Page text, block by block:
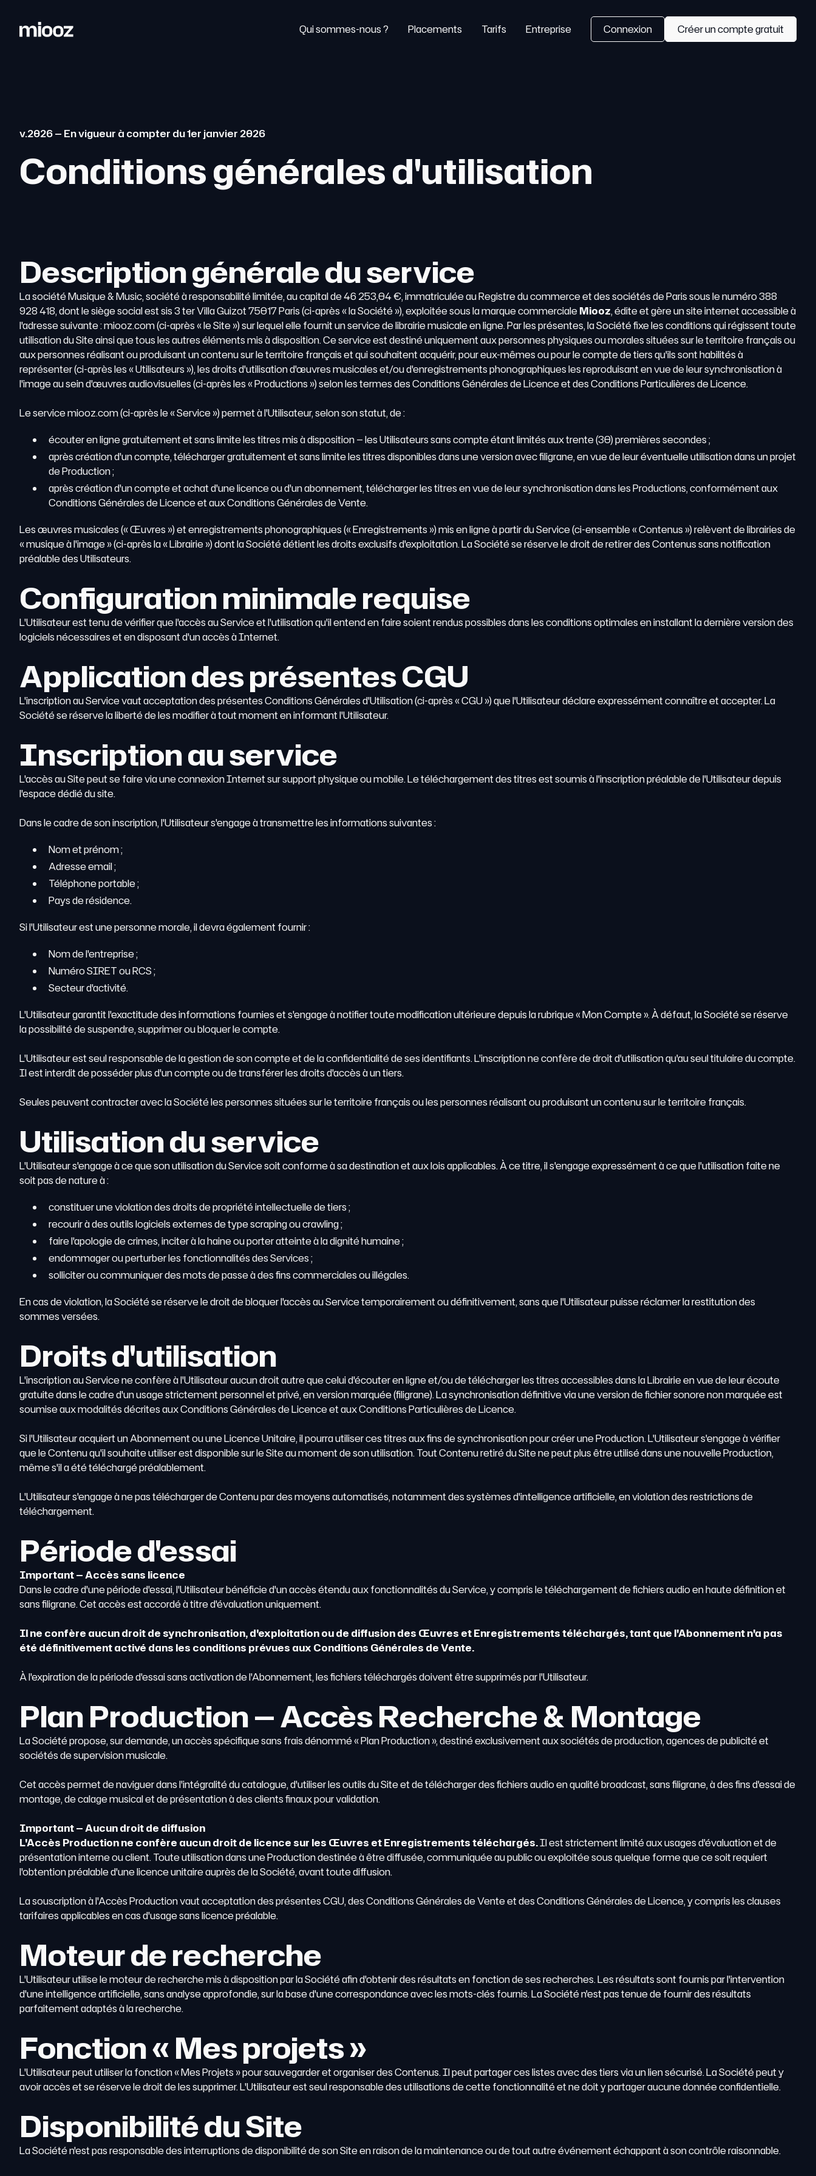
Qui sommes-nous ? Placements Tarifs Entreprise Connexion Créer un compte gratuit
v.2026 — En vigueur à compter du 1er janvier 2026
Conditions générales d'utilisation
Description générale du service
La société Musique & Music, société à responsabilité limitée, au capital de 46 253,04 €, immatriculée au Registre du commerce et des sociétés de Paris sous le numéro 388
928 418, dont le siège social est sis 3 ter Villa Guizot 75017 Paris (ci-après « la Société »), exploitée sous la marque commercialeMiooz, édite et gère un site internet accessible à
l'adresse suivante : miooz.com (ci-après « le Site ») sur lequel elle fournit un service de librairie musicale en ligne. Par les présentes, la Société fixe les conditions qui régissent toute
utilisation du Site ainsi que tous les autres éléments mis à disposition. Ce service est destiné uniquement aux personnes physiques ou morales situées sur le territoire français ou
aux personnes réalisant ou produisant un contenu sur le territoire français et qui souhaitent acquérir, pour eux-mêmes ou pour le compte de tiers qu'ils sont habilités à
représenter (ci-après les « Utilisateurs »), les droits d'utilisation d'œuvres musicales et/ou d'enregistrements phonographiques les reproduisant en vue de leur synchronisation à
l'image au sein d'œuvres audiovisuelles (ci-après les « Productions ») selon les termes des Conditions Générales de Licence et des Conditions Particulières de Licence.
Le service miooz.com (ci-après le « Service ») permet à l'Utilisateur, selon son statut, de :
écouter en ligne gratuitement et sans limite les titres mis à disposition — les Utilisateurs sans compte étant limités aux trente (30) premières secondes ;
après création d'un compte, télécharger gratuitement et sans limite les titres disponibles dans une version avec filigrane, en vue de leur éventuelle utilisation dans un projet
de Production ;
après création d'un compte et achat d'une licence ou d'un abonnement, télécharger les titres en vue de leur synchronisation dans les Productions, conformément aux
Conditions Générales de Licence et aux Conditions Générales de Vente.
Les œuvres musicales (« Œuvres ») et enregistrements phonographiques (« Enregistrements ») mis en ligne à partir du Service (ci-ensemble « Contenus ») relèvent de librairies de
« musique à l'image » (ci-après la « Librairie ») dont la Société détient les droits exclusifs d'exploitation. La Société se réserve le droit de retirer des Contenus sans notification
préalable des Utilisateurs.
Configuration minimale requise
L'Utilisateur est tenu de vérifier que l'accès au Service et l'utilisation qu'il entend en faire soient rendus possibles dans les conditions optimales en installant la dernière version des
logiciels nécessaires et en disposant d'un accès à Internet.
Application des présentes CGU
L'inscription au Service vaut acceptation des présentes Conditions Générales d'Utilisation (ci-après « CGU ») que l'Utilisateur déclare expressément connaître et accepter. La
Société se réserve la liberté de les modifier à tout moment en informant l'Utilisateur.
Inscription au service
L'accès au Site peut se faire via une connexion Internet sur support physique ou mobile. Le téléchargement des titres est soumis à l'inscription préalable de l'Utilisateur depuis
l'espace dédié du site.
Dans le cadre de son inscription, l'Utilisateur s'engage à transmettre les informations suivantes :
Nom et prénom ;
Adresse email ;
Téléphone portable ;
Pays de résidence.
Si l'Utilisateur est une personne morale, il devra également fournir :
Nom de l'entreprise ;
Numéro SIRET ou RCS ;
Secteur d'activité.
L'Utilisateur garantit l'exactitude des informations fournies et s'engage à notifier toute modification ultérieure depuis la rubrique « Mon Compte ». À défaut, la Société se réserve
la possibilité de suspendre, supprimer ou bloquer le compte.
L'Utilisateur est seul responsable de la gestion de son compte et de la confidentialité de ses identifiants. L'inscription ne confère de droit d'utilisation qu'au seul titulaire du compte.
Il est interdit de posséder plus d'un compte ou de transférer les droits d'accès à un tiers.
Seules peuvent contracter avec la Société les personnes situées sur le territoire français ou les personnes réalisant ou produisant un contenu sur le territoire français.
Utilisation du service
L'Utilisateur s'engage à ce que son utilisation du Service soit conforme à sa destination et aux lois applicables. À ce titre, il s'engage expressément à ce que l'utilisation faite ne
soit pas de nature à :
constituer une violation des droits de propriété intellectuelle de tiers ;
recourir à des outils logiciels externes de type scraping ou crawling ;
faire l'apologie de crimes, inciter à la haine ou porter atteinte à la dignité humaine ;
endommager ou perturber les fonctionnalités des Services ;
solliciter ou communiquer des mots de passe à des fins commerciales ou illégales.
En cas de violation, la Société se réserve le droit de bloquer l'accès au Service temporairement ou définitivement, sans que l'Utilisateur puisse réclamer la restitution des
sommes versées.
Droits d'utilisation
L'inscription au Service ne confère à l'Utilisateur aucun droit autre que celui d'écouter en ligne et/ou de télécharger les titres accessibles dans la Librairie en vue de leur écoute
gratuite dans le cadre d'un usage strictement personnel et privé, en version marquée (filigrane). La synchronisation définitive via une version de fichier sonore non marquée est
soumise aux modalités décrites aux Conditions Générales de Licence et aux Conditions Particulières de Licence.
Si l'Utilisateur acquiert un Abonnement ou une Licence Unitaire, il pourra utiliser ces titres aux fins de synchronisation pour créer une Production. L'Utilisateur s'engage à vérifier
que le Contenu qu'il souhaite utiliser est disponible sur le Site au moment de son utilisation. Tout Contenu retiré du Site ne peut plus être utilisé dans une nouvelle Production,
même s'il a été téléchargé préalablement.
L'Utilisateur s'engage à ne pas télécharger de Contenu par des moyens automatisés, notamment des systèmes d'intelligence artificielle, en violation des restrictions de
téléchargement.
Période d'essai
Important — Accès sans licence
Dans le cadre d'une période d'essai, l'Utilisateur bénéficie d'un accès étendu aux fonctionnalités du Service, y compris le téléchargement de fichiers audio en haute définition et
sans filigrane. Cet accès est accordé à titre d'évaluation uniquement.
Il ne confère aucun droit de synchronisation, d'exploitation ou de diffusion des Œuvres et Enregistrements téléchargés, tant que l'Abonnement n'a pas
été définitivement activé dans les conditions prévues aux Conditions Générales de Vente.
À l'expiration de la période d'essai sans activation de l'Abonnement, les fichiers téléchargés doivent être supprimés par l'Utilisateur.
Plan Production — Accès Recherche & Montage
La Société propose, sur demande, un accès spécifique sans frais dénommé « Plan Production », destiné exclusivement aux sociétés de production, agences de publicité et
sociétés de supervision musicale.
Cet accès permet de naviguer dans l'intégralité du catalogue, d'utiliser les outils du Site et de télécharger des fichiers audio en qualité broadcast, sans filigrane, à des fins d'essai de
montage, de calage musical et de présentation à des clients finaux pour validation.
Important — Aucun droit de diffusion
L'Accès Production ne confère aucun droit de licence sur les Œuvres et Enregistrements téléchargés.Il est strictement limité aux usages d'évaluation et de
présentation interne ou client. Toute utilisation dans une Production destinée à être diffusée, communiquée au public ou exploitée sous quelque forme que ce soit requiert
l'obtention préalable d'une licence unitaire auprès de la Société, avant toute diffusion.
La souscription à l'Accès Production vaut acceptation des présentes CGU, des Conditions Générales de Vente et des Conditions Générales de Licence, y compris les clauses
tarifaires applicables en cas d'usage sans licence préalable.
Moteur de recherche
L'Utilisateur utilise le moteur de recherche mis à disposition par la Société afin d'obtenir des résultats en fonction de ses recherches. Les résultats sont fournis par l'intervention
d'une intelligence artificielle, sans analyse approfondie, sur la base d'une correspondance avec les mots-clés fournis. La Société n'est pas tenue de fournir des résultats
parfaitement adaptés à la recherche.
Fonction « Mes projets »
L'Utilisateur peut utiliser la fonction « Mes Projets » pour sauvegarder et organiser des Contenus. Il peut partager ces listes avec des tiers via un lien sécurisé. La Société peut y
avoir accès et se réserve le droit de les supprimer. L'Utilisateur est seul responsable des utilisations de cette fonctionnalité et ne doit y partager aucune donnée confidentielle.
Disponibilité du Site
La Société n'est pas responsable des interruptions de disponibilité de son Site en raison de la maintenance ou de tout autre événement échappant à son contrôle raisonnable.